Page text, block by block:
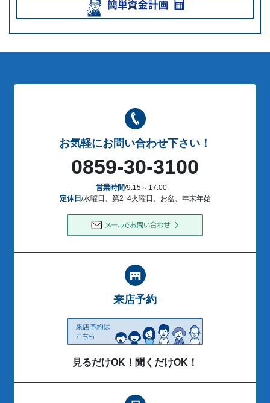
お気軽にお問い合わせ下さい！
0859-30-3100
営業時間/9:15～17:00
定休日 /水曜日、第2･4火曜日、お盆、年末年始
来店予約
見るだけOK！聞くだけOK！